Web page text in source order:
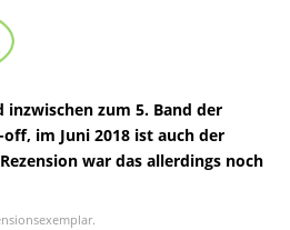
zum 5. Band der
im Juni 2018 ist auch der
war das allerdings noch